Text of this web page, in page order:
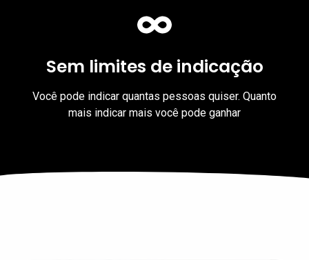
Sem limites de indicação
Você pode indicar quantas pessoas quiser. Quanto
mais indicar mais você pode ganhar